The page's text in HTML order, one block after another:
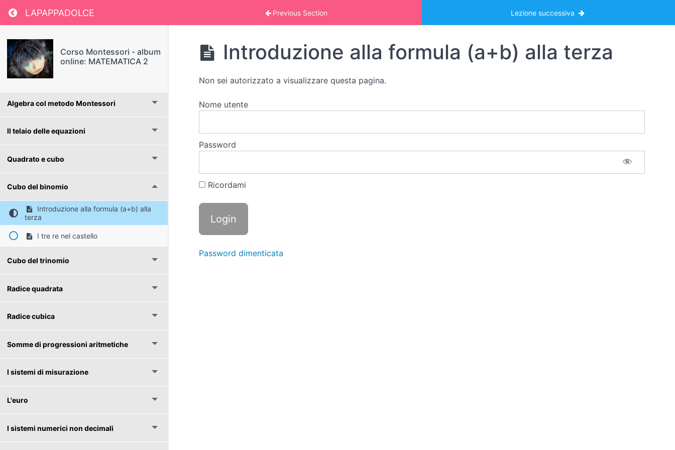
Return to course: Corso Montessori – album online: MATEMATICA 2
LAPAPPADOLCE Previous Section Lezione successiva
Corso Montessori - album
online: MATEMATICA 2
Operazioni con i numeri decimali
La scacchiera
La scacchiera dei numeri decimali
Algebra col metodo Montessori
Il telaio delle equazioni
Quadrato e cubo
Cubo del binomio
Introduzione alla formula (a+b) alla
terza
I tre re nel castello
Cubo del trinomio
Radice quadrata
Radice cubica
Somme di progressioni aritmetiche
I sistemi di misurazione
L'euro
I sistemi numerici non decimali
Introduzione alla formula (a+b) alla terza
Non sei autorizzato a visualizzare questa pagina.
Nome utente
Password
Ricordami
Password dimenticata